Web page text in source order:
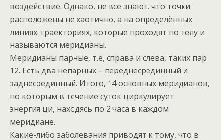
воздействие. Однако, не все знают. что точки
расположены не хаотично, а на определённых
линиях-траекториях, которые проходят по телу и
называются меридианы.
Меридианы парные, т.е, справа и слева, таких пар
12. Есть два непарных – переднесрединный и
заднесрединный. Итого, 14 основных меридианов,
по которым в течение суток циркулирует
энергия ци, находясь по 2 часа в каждом
меридиане.
Какие-либо заболевания приводят к тому, что в